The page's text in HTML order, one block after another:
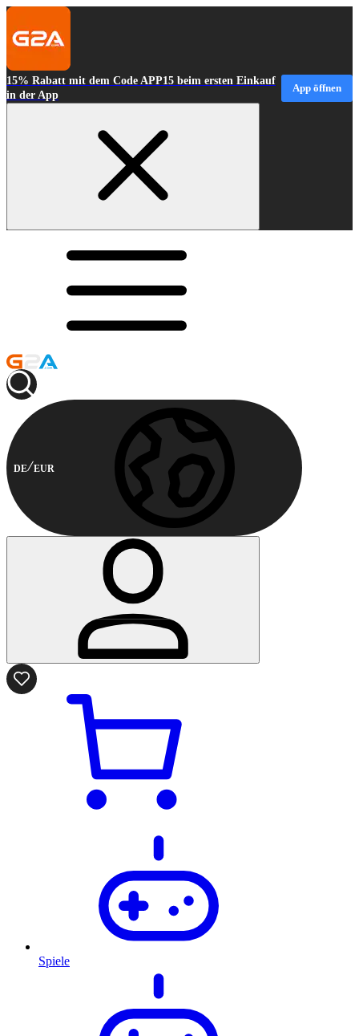
15% Rabatt mit dem Code APP15 beim ersten Einkauf
in der App
App öffnen
DE EUR
Spiele